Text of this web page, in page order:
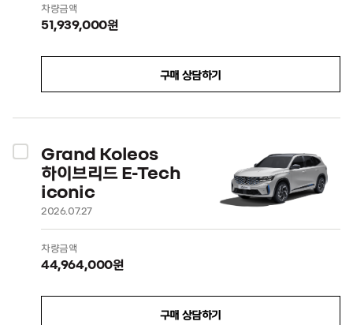
차량금액
51,939,000원
구매 상담하기
Grand Koleos
하이브리드 E-Tech
iconic
2026.07.27
차량금액
44,964,000원
구매 상담하기